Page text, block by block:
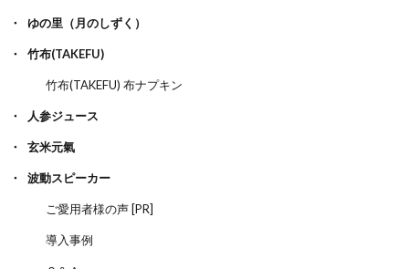
ゆの里（月のしずく）
竹布(TAKEFU)
竹布(TAKEFU) 布ナプキン
人参ジュース
玄米元氣
波動スピーカー
ご愛用者様の声 [PR]
導入事例